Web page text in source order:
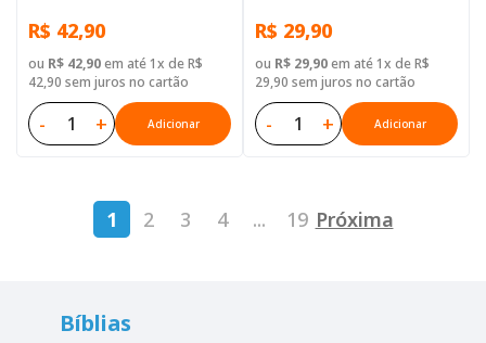
R$ 42,90
ou R$ 42,90em até 1x de R$
42,90 sem juros no cartão
- + Adicionar
Brochura Ilustrada:
Marrom
R$ 29,90
ou R$ 29,90em até 1x de R$
29,90 sem juros no cartão
- + Adicionar
1 2 3 4 ... 19 Próxima
Bíblias